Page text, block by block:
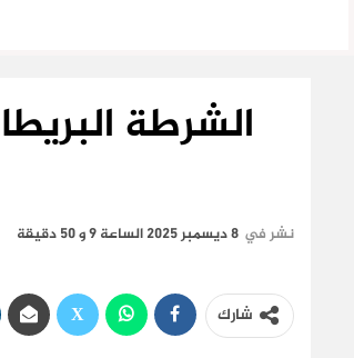
الشرطة
نشر في 8 ديسمبر 2025 الساعة 9 و 50 دقيقة
شارك